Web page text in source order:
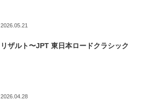
2026.05.21
リザルト〜JPT 東日本ロードクラシック
2026.04.28